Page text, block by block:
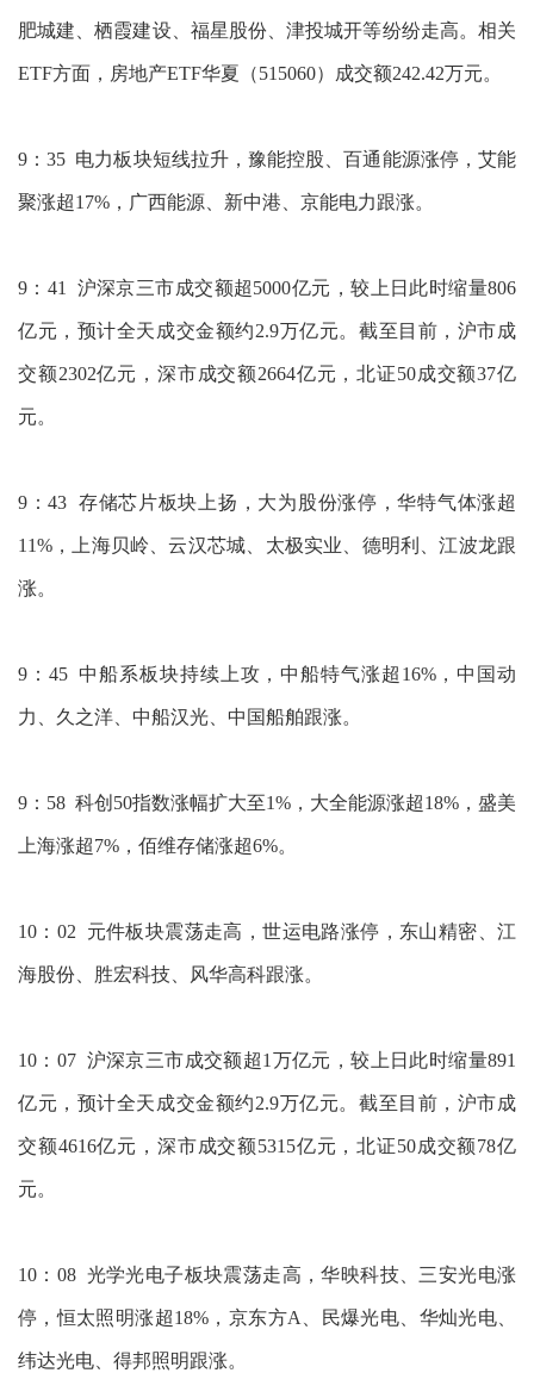
肥城建、栖霞建设、福星股份、津投城开等纷纷走高。相关
ETF方面，房地产ETF华夏（515060）成交额242.42万元。
9：35 电力板块短线拉升，豫能控股、百通能源涨停，艾能
聚涨超17%，广西能源、新中港、京能电力跟涨。
9：41 沪深京三市成交额超5000亿元，较上日此时缩量806
亿元，预计全天成交金额约2.9万亿元。截至目前，沪市成
交额2302亿元，深市成交额2664亿元，北证50成交额37亿
元。
9：43 存储芯片板块上扬，大为股份涨停，华特气体涨超
11%，上海贝岭、云汉芯城、太极实业、德明利、江波龙跟
涨。
9：45 中船系板块持续上攻，中船特气涨超16%，中国动
力、久之洋、中船汉光、中国船舶跟涨。
9：58 科创50指数涨幅扩大至1%，大全能源涨超18%，盛美
上海涨超7%，佰维存储涨超6%。
10：02 元件板块震荡走高，世运电路涨停，东山精密、江
海股份、胜宏科技、风华高科跟涨。
10：07 沪深京三市成交额超1万亿元，较上日此时缩量891
亿元，预计全天成交金额约2.9万亿元。截至目前，沪市成
交额4616亿元，深市成交额5315亿元，北证50成交额78亿
元。
10：08 光学光电子板块震荡走高，华映科技、三安光电涨
停，恒太照明涨超18%，京东方A、民爆光电、华灿光电、
纬达光电、得邦照明跟涨。